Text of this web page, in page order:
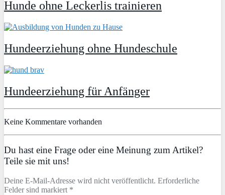
Hunde ohne Leckerlis trainieren
Hundeerziehung ohne Hundeschule
Hundeerziehung für Anfänger
Keine Kommentare vorhanden
Du hast eine Frage oder eine Meinung zum Artikel?
Teile sie mit uns!
Deine E-Mail-Adresse wird nicht veröffentlicht. Erforderliche
Felder sind markiert *